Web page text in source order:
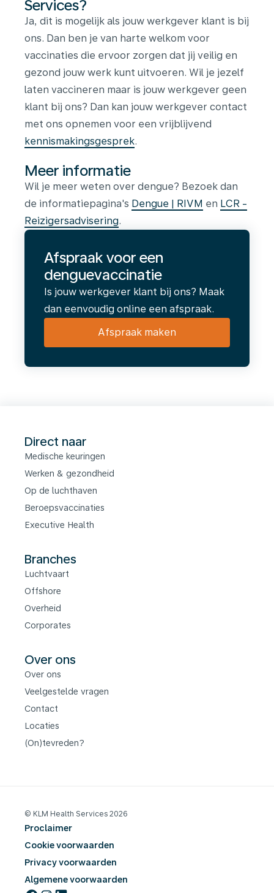
Services?
Ja, dit is mogelijk als jouw werkgever klant is bij
ons. Dan ben je van harte welkom voor
vaccinaties die ervoor zorgen dat jij veilig en
gezond jouw werk kunt uitvoeren. Wil je jezelf
laten vaccineren maar is jouw werkgever geen
klant bij ons? Dan kan jouw werkgever contact
met ons opnemen voor een vrijblijvend
kennismakingsgesprek.
Meer informatie
Wil je meer weten over dengue? Bezoek dan
de informatiepagina's Dengue | RIVM en LCR -
Reizigersadvisering.
Afspraak voor een
denguevaccinatie
Is jouw werkgever klant bij ons? Maak
dan eenvoudig online een afspraak.
Afspraak maken
Direct naar
Medische keuringen
Werken & gezondheid
Op de luchthaven
Beroepsvaccinaties
Executive Health
Branches
Luchtvaart
Offshore
Overheid
Corporates
Over ons
Over ons
Veelgestelde vragen
Contact
Locaties
(On)tevreden?
© KLM Health Services 2026
Proclaimer
Cookie voorwaarden
Privacy voorwaarden
Algemene voorwaarden